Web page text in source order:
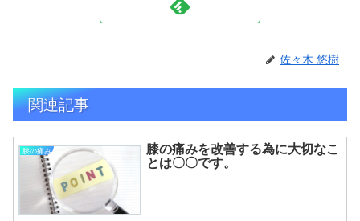
佐々木 悠樹
関連記事
膝の痛み
膝の痛みを改善する為に大切なこ
とは〇〇です。